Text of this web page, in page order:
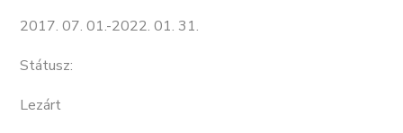
2017. 07. 01.-2022. 01. 31.
Státusz:
Lezárt